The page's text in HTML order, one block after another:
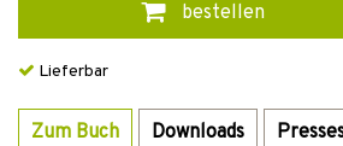
bestellen
Lieferbar
Zum Buch Downloads